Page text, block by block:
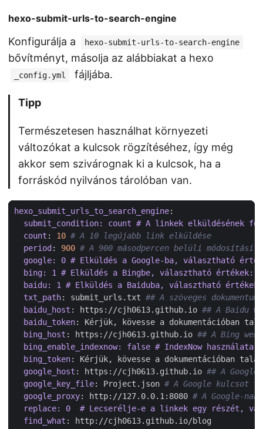
hexo-submit-urls-to-search-engine
Konfigurálja a hexo-submit-urls-to-search-engine
bővítményt, másolja az alábbiakat a hexo
_config.yml fájljába.
Tipp
Természetesen használhat környezeti
változókat a kulcsok rögzítéséhez, így még
akkor sem szivárognak ki a kulcsok, ha a
forráskód nyilvános tárolóban van.
hexo_submit_urls_to_search_engine:
submit_condition: count # A linkek elküldésének
count : 10 # A 10 legújabb link elküldése
period : 900 # A 900 másodpercen belüli
google: 0 # Elküldés a Google-ba, választható
bing: 1 # Elküldés a Bingbe, választható értékek:
baidu: 1 # Elküldés a Baiduba, választható
txt_path: submit_urls.txt ## A szöveges
baidu_host : https://cjh0613.github.io ## A Baidu
baidu_token:
Kérjük, kövesse a dokumentációban
bing_host : https://cjh0613.github.io ## A Bing
bing_enable_indexnow: false # IndexNow
bing_token:
Kérjük, kövesse a dokumentációban
google_host : https://cjh0613.github.io ## A
google_key_file: Project.json # A Google kulcsot
google_proxy: http://127.0.0.1:8080 # A Google-
replace: 0  # Lecserélje-e a linkek egy részét,
find_what :
http://cjh0613.github.io/blog